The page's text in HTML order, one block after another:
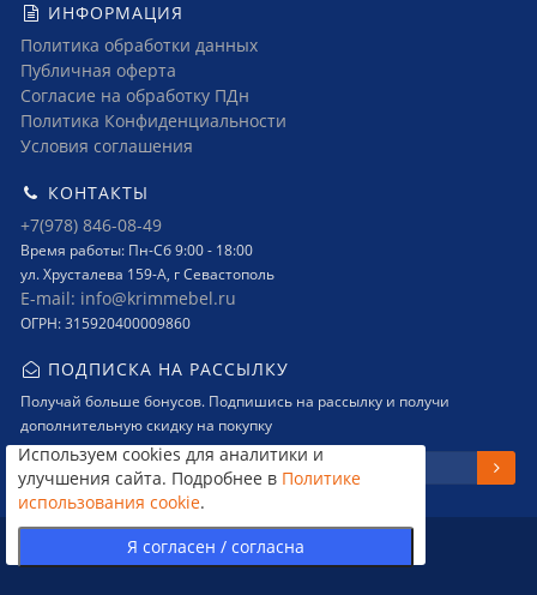
Используем cookies для аналитики и
улучшения сайта. Подробнее в Политике
использования cookie.
ИНФОРМАЦИЯ
Политика обработки данных
Публичная оферта
Согласие на обработку ПДн
Политика Конфиденциальности
Условия соглашения
КОНТАКТЫ
+7(978) 846-08-49
Время работы: Пн-Сб 9:00 - 18:00
ул. Хрусталева 159-А, г Севастополь
E-mail: info@krimmebel.ru
ОГРН: 315920400009860
ПОДПИСКА НА РАССЫЛКУ
Получай больше бонусов. Подпишись на рассылку и получи
дополнительную скидку на покупку